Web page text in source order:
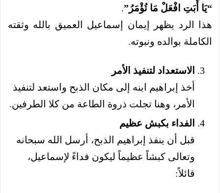
“يَا أَبَتِ افْعَلْ مَا تُؤْمَرُ”.
هذا الرد يظهر إيمان إسماعيل العميق بالله وثقته
الكاملة بوالده ونبوته.
الاستعداد لتنفيذ الأمر
أخذ إبراهيم ابنه إلى مكان الذبح واستعد لتنفيذ
الأمر، وهنا تجلت ذروة الطاعة من كلا الطرفين.
الفداء بكبش عظيم
قبل أن ينفذ إبراهيم الذبح، أرسل الله سبحانه
وتعالى كبشاً عظيماً ليكون فداءً لإسماعيل،
قائلاً: